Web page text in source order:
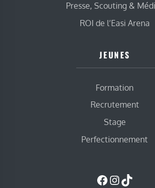
Presse, Scouting &
ROI de l’Easi Arena
JEUNES
Formation
Recrutement
Stage
Perfectionnement
Facebook
TikTok